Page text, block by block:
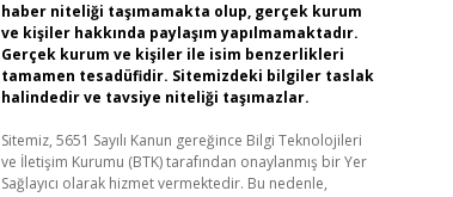
haber niteliği taşımamakta olup, gerçek kurum
ve kişiler hakkında paylaşım yapılmamaktadır.
Gerçek kurum ve kişiler ile isim benzerlikleri
tamamen tesadüfidir. Sitemizdeki bilgiler taslak
halindedir ve tavsiye niteliği taşımazlar.
Sitemiz, 5651 Sayılı Kanun gereğince Bilgi Teknolojileri
ve İletişim Kurumu (BTK) tarafından onaylanmış bir Yer
Sağlayıcı olarak hizmet vermektedir. Bu nedenle,